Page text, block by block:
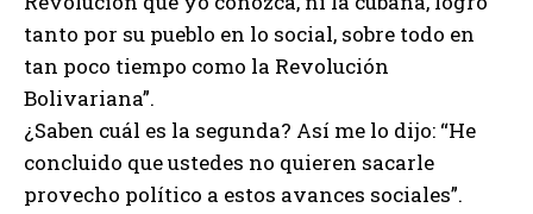
tanto por su pueblo en lo social, sobre todo en
tan poco tiempo como la Revolución
Bolivariana”.
¿Saben cuál es la segunda? Así me lo dijo: “He
concluido que ustedes no quieren sacarle
provecho político a estos avances sociales”.